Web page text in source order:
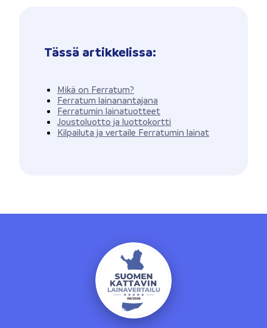
Tässä artikkelissa:
Mikä on Ferratum?
Ferratum lainanantajana
Ferratumin lainatuotteet
Joustoluotto ja luottokortti
Kilpailuta ja vertaile Ferratumin lainat